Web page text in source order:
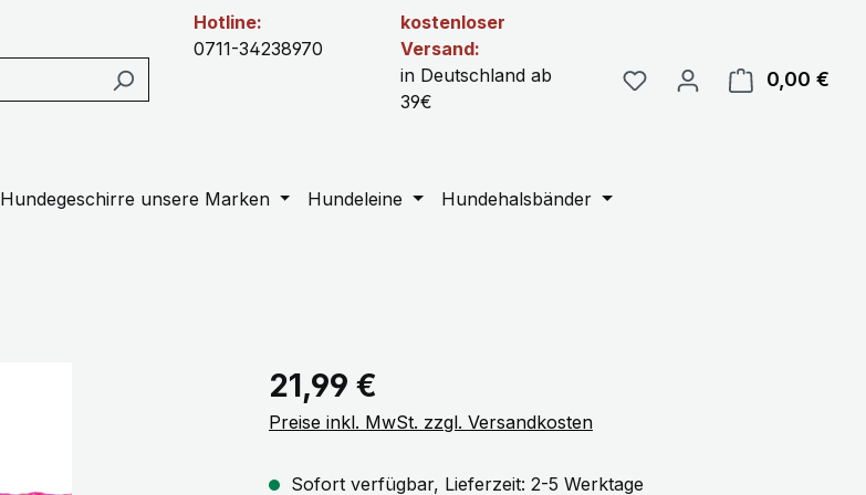
Hotline:
0711-34238970
kostenloser
Versand:
in Deutschland ab
39€
0,00 €
Hundegeschirre unsere Marken Hundeleine
Hundehalsbänder
Regulärer Preis:
21,99 €
Preise inkl. MwSt. zzgl. Versandkosten
Sofort verfügbar, Lieferzeit: 2-5 Werktage